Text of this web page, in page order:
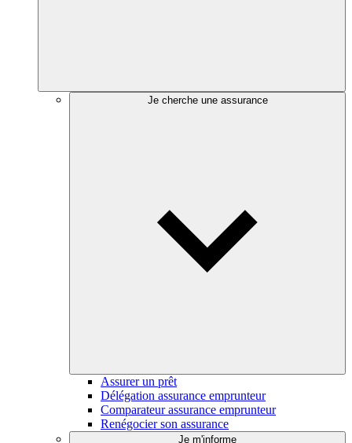
Je cherche une assurance
Assurer un prêt
Délégation assurance emprunteur
Comparateur assurance emprunteur
Renégocier son assurance
Je m'informe